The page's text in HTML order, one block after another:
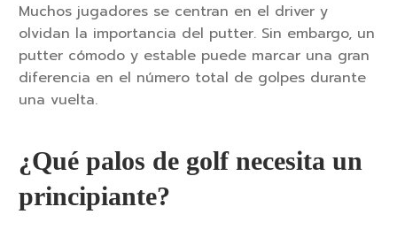
Muchos jugadores se centran en el driver y
olvidan la importancia del putter. Sin embargo, un
putter cómodo y estable puede marcar una gran
diferencia en el número total de golpes durante
una vuelta.
¿Qué palos de golf necesita un
principiante?